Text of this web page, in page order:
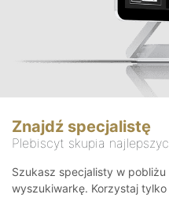
Znajdź specjalistę
Plebiscyt skupia
Szukasz specjalisty w
wyszukiwarkę. Korzystaj tylko